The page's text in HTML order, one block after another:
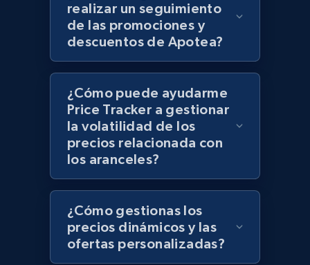
Category id, Product id, Product name, Price,
Currency, Colour code, Colour, Description, and
Zara - Products - discovery by category url
1.2K+ Comenzar ahora
realizar un seguimiento
de las promociones y
descuentos de Apotea?
¿Cómo puede ayudarme
Price Tracker a gestionar
la volatilidad de los
precios relacionada con
los aranceles?
¿Cómo gestionas los
precios dinámicos y las
ofertas personalizadas?